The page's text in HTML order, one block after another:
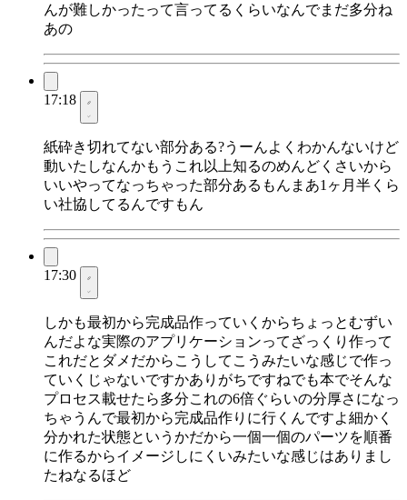
んが難しかったって言ってるくらいなんでまだ多分ね
あの
17:18
紙砕き切れてない部分ある?うーんよくわかんないけど
動いたしなんかもうこれ以上知るのめんどくさいから
いいやってなっちゃった部分あるもんまあ1ヶ月半くら
い社協してるんですもん
17:30
しかも最初から完成品作っていくからちょっとむずい
んだよな実際のアプリケーションってざっくり作って
これだとダメだからこうしてこうみたいな感じで作っ
ていくじゃないですかありがちですねでも本でそんな
プロセス載せたら多分これの6倍ぐらいの分厚さになっ
ちゃうんで最初から完成品作りに行くんですよ細かく
分かれた状態というかだから一個一個のパーツを順番
に作るからイメージしにくいみたいな感じはありまし
たねなるほど